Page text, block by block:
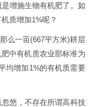
增施生物有机肥了。如
质增加1%呢？
么一亩(667平方米)耕层
中有机质农业部标准为
均增加1%的有机质需要
悠，不存在所谓高科技